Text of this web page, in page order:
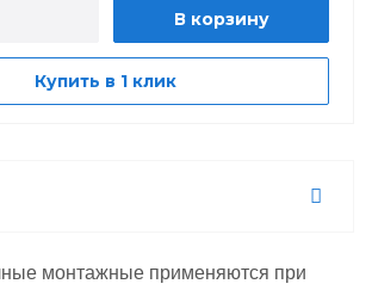
В корзину
Купить в 1 клик
монтажные применяются при